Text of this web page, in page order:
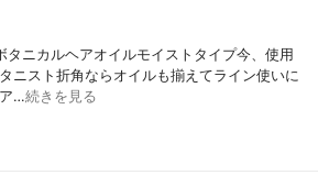
タニカルヘアオイルモイストタイプ今、使用
ニスト折角ならオイルも揃えてライン使いに
…続きを見る